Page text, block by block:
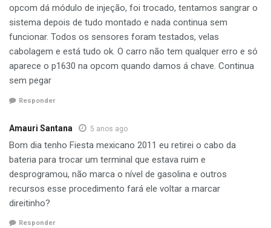
opcom dá módulo de injeção, foi trocado, tentamos sangrar o
sistema depois de tudo montado e nada continua sem
funcionar. Todos os sensores foram testados, velas
cabolagem e está tudo ok. O carro não tem qualquer erro e só
aparece o p1630 na opcom quando damos á chave. Continua
sem pegar
Responder
Amauri Santana 5 anos ago
Bom dia tenho Fiesta mexicano 2011 eu retirei o cabo da
bateria para trocar um terminal que estava ruim e
desprogramou, não marca o nível de gasolina e outros
recursos esse procedimento fará ele voltar a marcar
direitinho?
Responder